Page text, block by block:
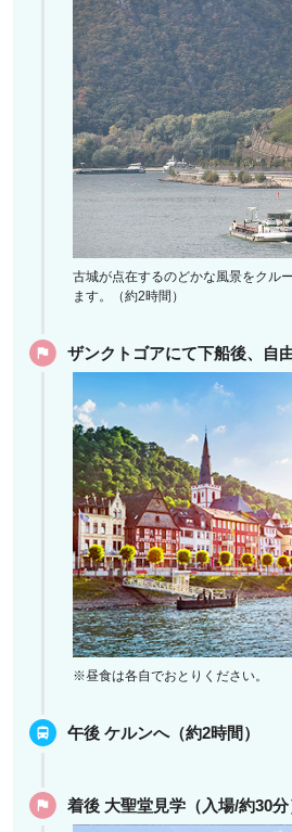
古城が点在するのどかな風景をクル
ます。（約2時間）
ザンクトゴアにて下船後、自
※昼食は各自でおとりください。
午後 ケルンへ（約2時間）
着後 大聖堂見学（入場/約30分